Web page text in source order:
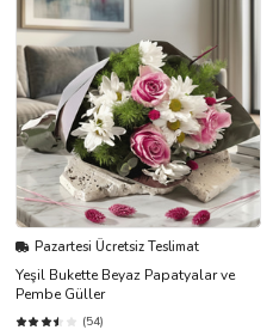
Pazartesi Ücretsiz Teslimat
Yeşil Bukette Beyaz Papatyalar ve
Pembe Güller
(54)